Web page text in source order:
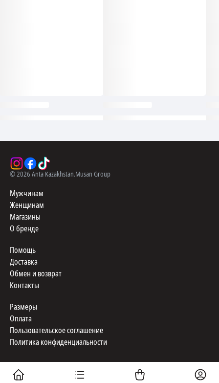
©2026 Anta Kazakhstan.Musan Group
Мужчинам
Женщинам
Магазины
О бренде
Помощь
Доставка
Обмен и возврат
Контакты
Размеры
Оплата
Пользовательское соглашение
Политика конфиденциальности